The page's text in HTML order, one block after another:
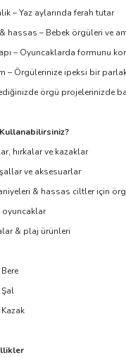
– Yaz aylarında ferah tutar
& hassas – Bebek örgüleri ve
– Oyuncaklarda formunu
– Örgülerinize ipeksi bir
örgü projelerinizde
hırkalar ve kazaklar
ve aksesuarlar
& hassas ciltler için
& plaj ürünleri